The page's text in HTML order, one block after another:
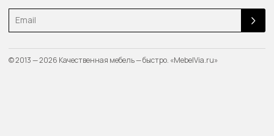
Email
© 2013 — 2026 Качественная мебель — быстро. «MebelVia.ru»